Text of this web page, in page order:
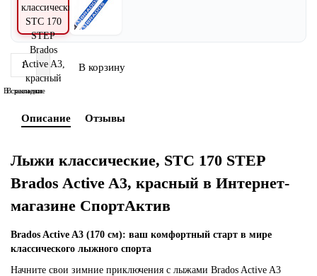
В корзину
В закладки
В сравнение
Описание Отзывы
Лыжи классические, STC 170 STEP
Brados Active A3, красный в Интернет-
магазине СпортАктив
Brados Active A3 (170 см): ваш комфортный старт в мире
классического лыжного спорта
Начните свои зимние приключения с лыжами Brados Active A3